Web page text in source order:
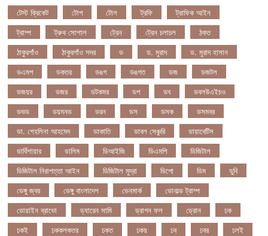
টেস্ট ক্রিকেট
টোপ টোল ট্রফি
ট্রাফিক আইন
ট্রাম্প
ট্রুথ সোশাল ট্রেন ট্রেন চলাচল
ঠকত
ঠাকুরগাঁও
ঠাকুরগাঁও সদর ড ড. মুরাদ
ড. মুরাদ হাসান
ডএমপ
ডকতর ডঙগ ডঙগত ডজ
ডজটল
ডজয়র
ডজর ডটকমর ডপ ডব
ডবলউএইচও
ডভড
ডয়মনড ডরন ডস ডসক
ডসমবর
ডা. শেহলিনা আহমেদ
ডাকাতি ডাবল সেঞ্চুরি
ডায়াবেটিস
ডার্বিশায়ার
ডালিম ডিআইজি ডিএমপি
ডিজিটাল
ডিজিটাল নিরাপত্তা আইন
ডিজিটাল মুদ্রা ডিপো ডিম
ডুবি
ডেঙ্গু জ্বর
ডেঙ্গু বাংলাদেশ ডেনমার্ক
ডোনাল্ড ট্রাম্প
ডোয়াইন ব্রাভো
ড্যারেন সামি ড্রাগন ফল ড্রোন
ঢক
ঢকই
ঢককলকতর ঢকত ঢকয় ঢব ঢবর
ঢলই